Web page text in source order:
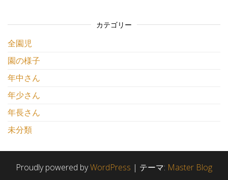
カテゴリー
全園児
園の様子
年中さん
年少さん
年長さん
未分類
Proudly powered byWordPress | テーマ: Master Blog